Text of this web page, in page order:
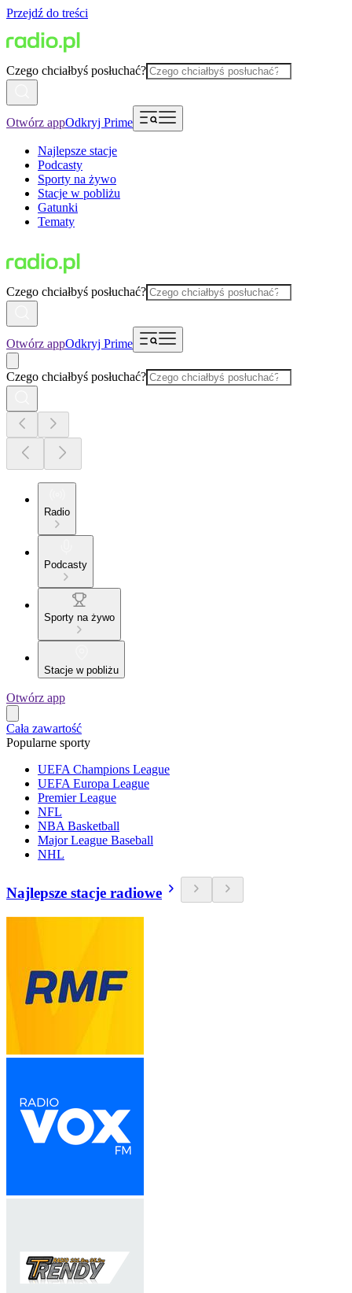
Przejdź do treści
Czego chciałbyś posłuchać?
Otwórz appOdkryj Prime
Najlepsze stacje
Podcasty
Sporty na żywo
Stacje w pobliżu
Gatunki
Tematy
Czego chciałbyś posłuchać?
Otwórz appOdkryj Prime
Czego chciałbyś posłuchać?
Radio
Podcasty
Sporty na żywo
Stacje w pobliżu
Otwórz app
Cała zawartość
Popularne sporty
UEFA Champions League
UEFA Europa League
Premier League
NFL
NBA Basketball
Major League Baseball
NHL
Najlepsze stacje radiowe